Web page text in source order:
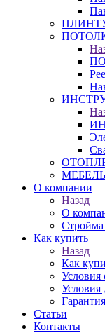
О компании
Назад
О
Как купить
Назад
Как
Условия
Условия
Статьи
Контакты